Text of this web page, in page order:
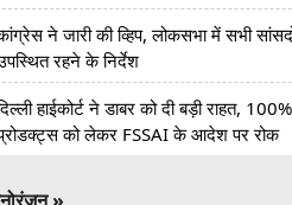
ने जारी की व्हिप, लोकसभा में सभी
रहने के निर्देश
हाईकोर्ट ने डाबर को दी बड़ी राहत,
को लेकर FSSAI के आदेश पर रोक